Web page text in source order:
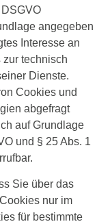
angegeben
Interesse an
technisch
Dienste.
Cookies und
abgefragt
auf Grundlage
und § 25 Abs. 1
Sie über das
nur im
für bestimmte